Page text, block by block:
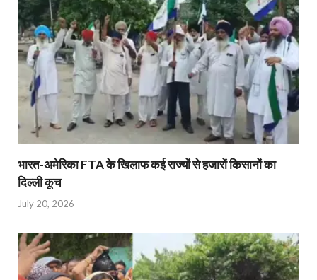
भारत-अमेरिका FTA के खिलाफ कई राज्यों से हजारों किसानों का
दिल्ली कूच
July 20, 2026